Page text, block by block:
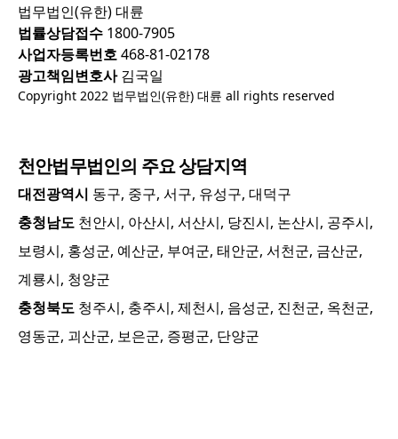
법무법인(유한) 대륜
법률상담접수 1800-7905
사업자등록번호468-81-02178
광고책임변호사김국일
Copyright 2022 법무법인(유한) 대륜 all rights reserved
천안법무법인의 주요 상담지역
대전광역시 동구, 중구, 서구, 유성구, 대덕구
충청남도 천안시, 아산시, 서산시, 당진시, 논산시, 공주시,
보령시, 홍성군, 예산군, 부여군, 태안군, 서천군, 금산군,
계룡시, 청양군
충청북도 청주시, 충주시, 제천시, 음성군, 진천군, 옥천군,
영동군, 괴산군, 보은군, 증평군, 단양군